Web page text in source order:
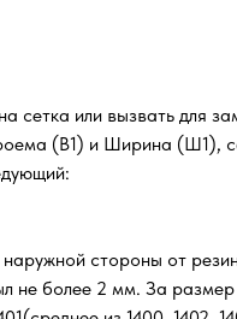
сетка или вызвать для
(В1) и Ширина (Ш1),
стороны от
не более 2 мм. За